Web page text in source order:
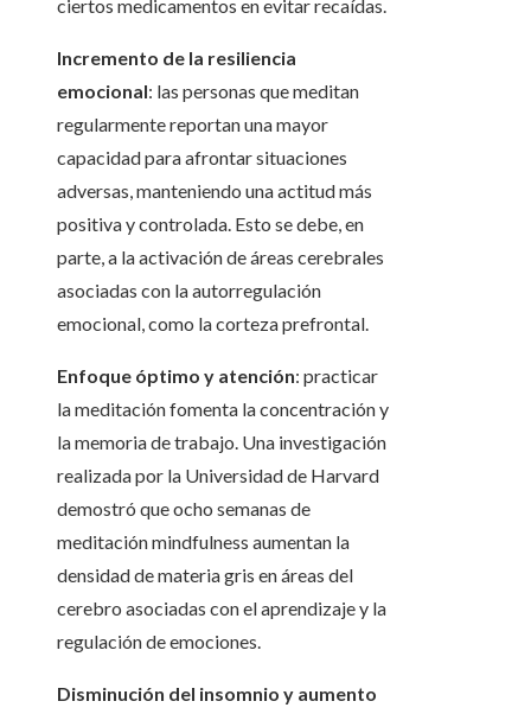
ciertos medicamentos en evitar recaídas.
Incremento de la resiliencia
emocional: las personas que meditan
regularmente reportan una mayor
capacidad para afrontar situaciones
adversas, manteniendo una actitud más
positiva y controlada. Esto se debe, en
parte, a la activación de áreas cerebrales
asociadas con la autorregulación
emocional, como la corteza prefrontal.
Enfoque óptimo y atención: practicar
la meditación fomenta la concentración y
la memoria de trabajo. Una investigación
realizada por la Universidad de Harvard
demostró que ocho semanas de
meditación mindfulness aumentan la
densidad de materia gris en áreas del
cerebro asociadas con el aprendizaje y la
regulación de emociones.
Disminución del insomnio y aumento